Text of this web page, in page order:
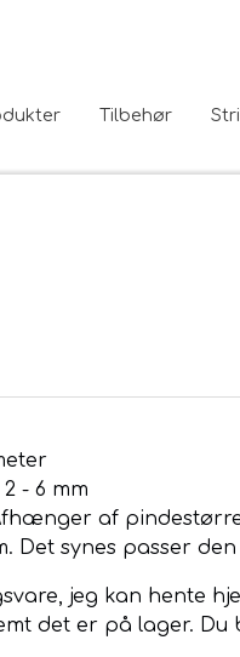
Tilbehør
2 - 6 mm
af
Det synes passer
jeg kan hente
det er på lager. Du